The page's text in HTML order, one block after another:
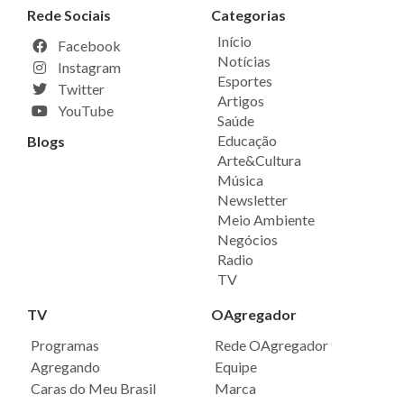
Rede Sociais
Facebook
Instagram
Twitter
YouTube
Blogs
Categorias
Início
Notícias
Esportes
Artigos
Saúde
Educação
Arte&Cultura
Música
Newsletter
Meio Ambiente
Negócios
Radio
TV
TV
Programas
Agregando
Caras do Meu Brasil
OAgregador
Rede OAgregador
Equipe
Marca